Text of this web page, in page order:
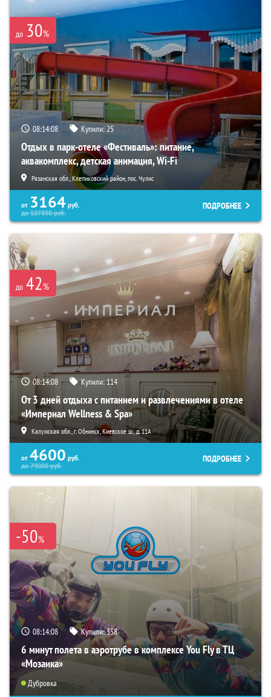
до 30%
08:14:07 Купили:25
Отдых в парк-отеле «Фестиваль»: питание,
аквакомплекс, детская анимация, Wi-Fi
Рязанская обл., Клепиковский район, пос. Чулис
от 3164 руб.
до107880руб.
ПОДРОБНЕЕ
до 42%
08:14:07 Купили:114
От 3 дней отдыха с питанием и развлечениями в отеле
«Империал Wellness & Spa»
Калужская обл., г. Обнинск, Киевское ш., д. 11А
от 4600 руб.
до79000руб.
ПОДРОБНЕЕ
-50%
08:14:07 Купили:358
6 минут полета в аэротрубе в комплексе You Fly в ТЦ
«Мозаика»
Дубровка